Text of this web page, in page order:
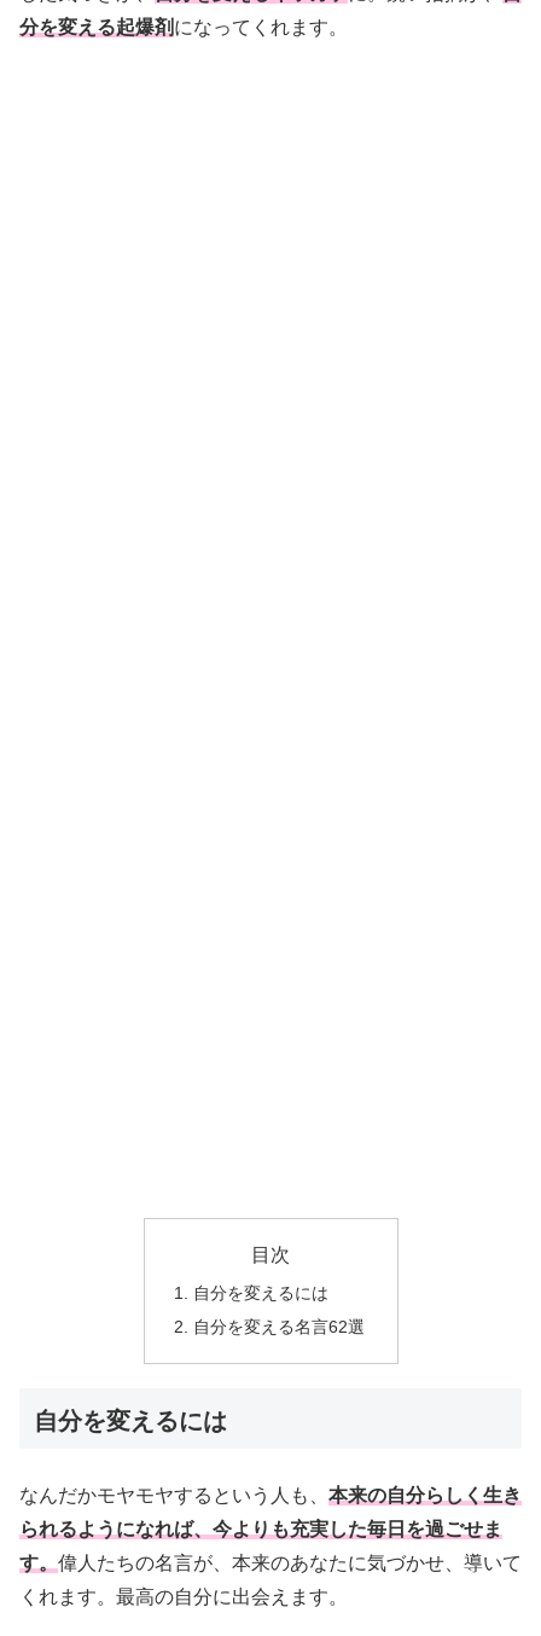
分を変える起爆剤 になってくれます。
目次
自分を変えるには
自分を変える名言62選
自分を変えるには
なんだかモヤモヤするという人も、 本来の自分らしく生き
られるようになれば、今よりも充実した毎日を過ごせま
す。 偉人たちの名言が、本来のあなたに気づかせ、導いて
くれます。最高の自分に出会えます。